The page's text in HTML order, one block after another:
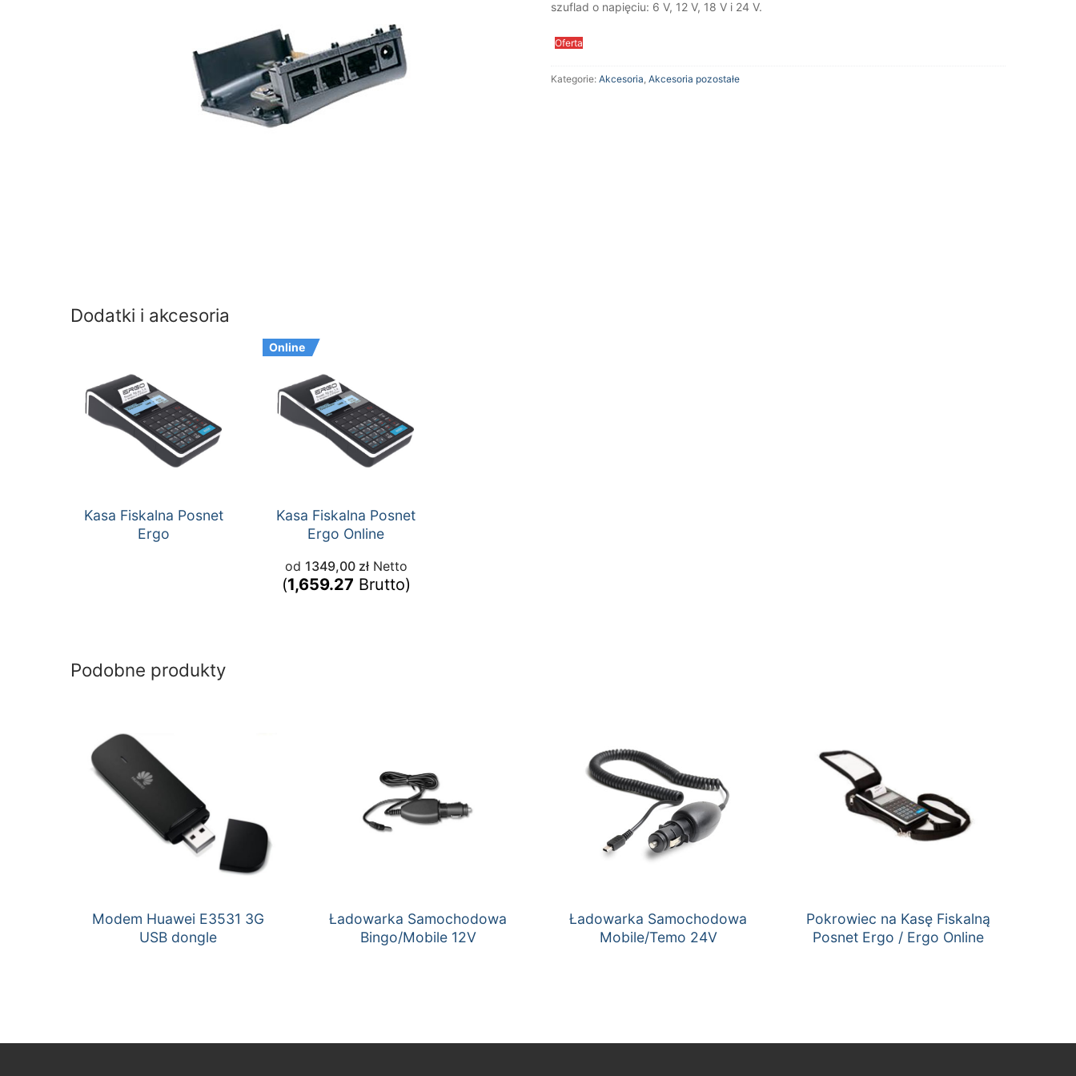
szuflad o napięciu: 6 V, 12 V, 18 V i 24 V.
Oferta
Kategorie: Akcesoria, Akcesoria pozostałe
Dodatki i akcesoria
Kasa Fiskalna Posnet
Ergo
Online
Kasa Fiskalna Posnet
Ergo Online
od 1349,00 złNetto
(1,659.27 Brutto)
Podobne produkty
Modem Huawei E3531 3G
USB dongle
Ładowarka Samochodowa
Bingo/Mobile 12V
Ładowarka Samochodowa
Mobile/Temo 24V
Pokrowiec na Kasę Fiskalną
Posnet Ergo / Ergo Online